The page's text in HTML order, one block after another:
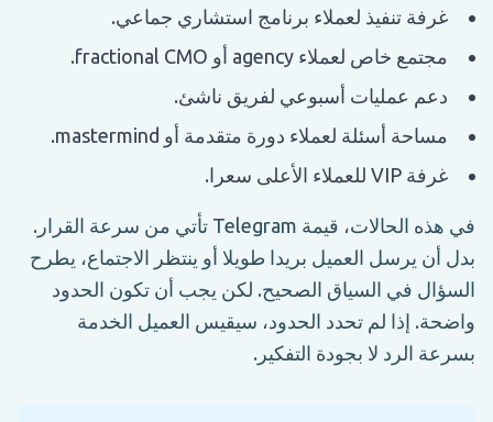
غرفة تنفيذ لعملاء برنامج استشاري جماعي.
مجتمع خاص لعملاء agency أو fractional CMO.
دعم عمليات أسبوعي لفريق ناشئ.
مساحة أسئلة لعملاء دورة متقدمة أو mastermind.
غرفة VIP للعملاء الأعلى سعرا.
في هذه الحالات، قيمة Telegram تأتي من سرعة القرار.
بدل أن يرسل العميل بريدا طويلا أو ينتظر الاجتماع، يطرح
السؤال في السياق الصحيح. لكن يجب أن تكون الحدود
واضحة. إذا لم تحدد الحدود، سيقيس العميل الخدمة
بسرعة الرد لا بجودة التفكير.